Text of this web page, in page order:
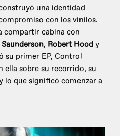
una identidad
con los vinilos.
compartir cabina con
, Robert Hood y
su primer EP, Control
ella sobre su recorrido, su
lo que significó comenzar a